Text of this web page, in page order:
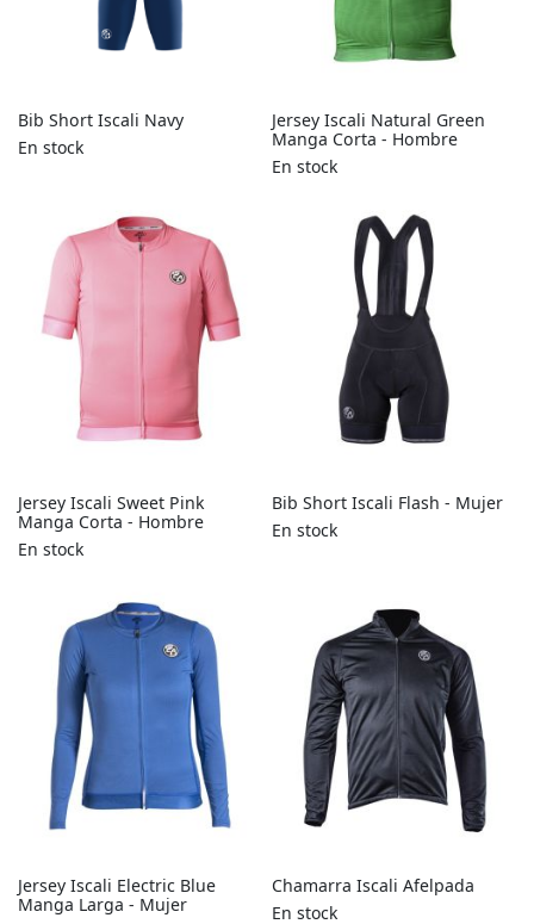
Bib Short Iscali Navy
En stock
Jersey Iscali Natural Green
Manga Corta - Hombre
En stock
Jersey Iscali Sweet Pink
Manga Corta - Hombre
En stock
Bib Short Iscali Flash - Mujer
En stock
Jersey Iscali Electric Blue
Manga Larga - Mujer
Chamarra Iscali Afelpada
En stock
Modelo 022
Modelo 028
Modelo 029